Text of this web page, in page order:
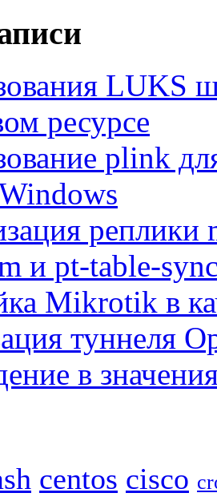
LUKS
ресурсе
plink
и pt-table-
Mikrotik в
туннеля
в
centos cisco